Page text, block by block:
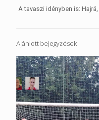
A tavaszi idényben is: Hajrá,
Ajánlott bejegyzések